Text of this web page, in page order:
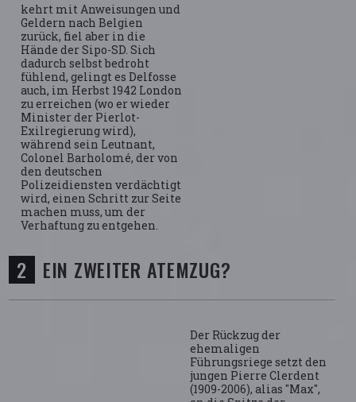
kehrt mit Anweisungen und
Geldern nach Belgien
zurück, fiel aber in die
Hände der Sipo-SD. Sich
dadurch selbst bedroht
fühlend, gelingt es Delfosse
auch, im Herbst 1942 London
zu erreichen (wo er wieder
Minister der Pierlot-
Exilregierung wird),
während sein Leutnant,
Colonel Barholomé, der von
den deutschen
Polizeidiensten verdächtigt
wird, einen Schritt zur Seite
machen muss, um der
Verhaftung zu entgehen.
EIN ZWEITER ATEMZUG?
Der Rückzug der
ehemaligen
Führungsriege setzt den
jungen Pierre Clerdent
(1909-2006), alias "Max",